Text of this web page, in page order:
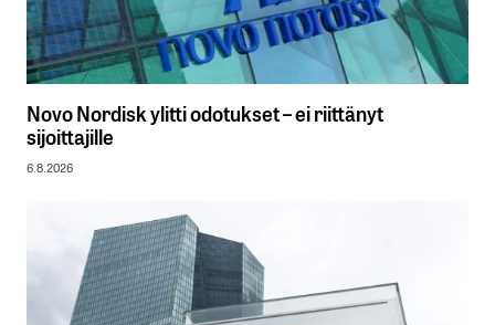
Novo Nordisk ylitti odotukset – ei riittänyt
sijoittajille
6.8.2026